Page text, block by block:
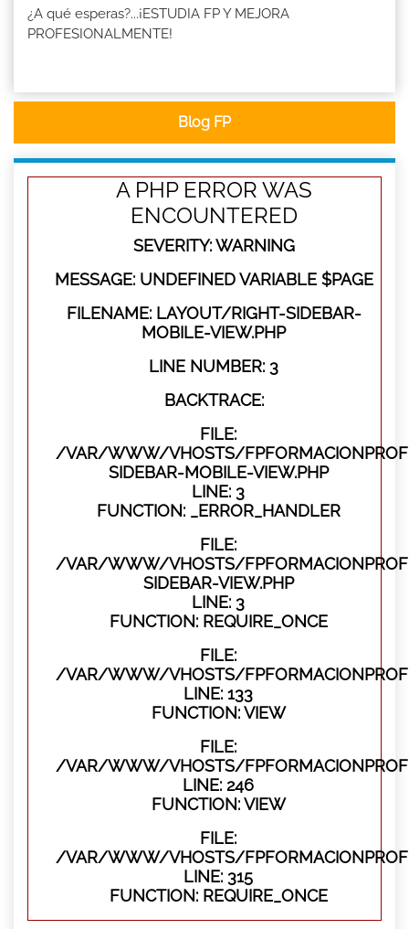
¿A qué esperas?...¡ESTUDIA FP Y MEJORA
PROFESIONALMENTE!
Blog FP
A PHP ERROR WAS
ENCOUNTERED
SEVERITY: WARNING
MESSAGE: UNDEFINED VARIABLE $PAGE
FILENAME: LAYOUT/RIGHT-SIDEBAR-
MOBILE-VIEW.PHP
LINE NUMBER: 3
BACKTRACE:
FILE:
/VAR/WWW/VHOSTS/
SIDEBAR-MOBILE-VIEW.PHP
LINE: 3
FUNCTION: _ERROR_HANDLER
FILE:
/VAR/WWW/VHOSTS/
SIDEBAR-VIEW.PHP
LINE: 3
FUNCTION: REQUIRE_ONCE
FILE:
/VAR/WWW/VHOSTS/
LINE: 133
FUNCTION: VIEW
FILE:
/VAR/WWW/VHOSTS/
LINE: 246
FUNCTION: VIEW
FILE:
/VAR/WWW/VHOSTS/
LINE: 315
FUNCTION: REQUIRE_ONCE